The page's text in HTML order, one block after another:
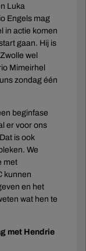
Luka
Engels mag
in actie komen
gaan. Hij is
wel
Mimeirhel
zondag één
beginfase
er voor ons
is ook
We
met
kunnen
en het
wat hen te
met Hendrie